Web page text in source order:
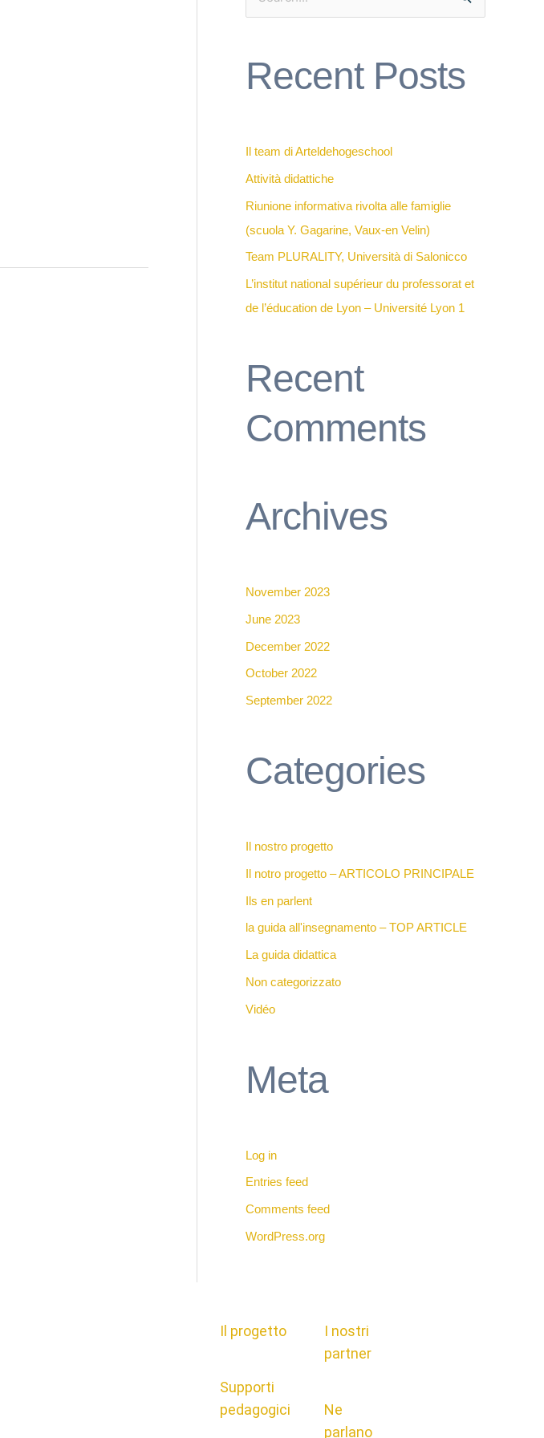
f
Recent Posts
Il team di Arteldehogeschool
Attività didattiche
Riunione informativa rivolta alle famiglie
(scuola Y. Gagarine, Vaux-en Velin)
Team PLURALITY, Università di Salonicco
L’institut national supérieur du professorat et
de l’éducation de Lyon – Université Lyon 1
Recent
Comments
Archives
November 2023
June 2023
December 2022
October 2022
September 2022
Categories
Il nostro progetto
Il notro progetto – ARTICOLO PRINCIPALE
Ils en parlent
la guida all'insegnamento – TOP ARTICLE
La guida didattica
Non categorizzato
Vidéo
Meta
Log in
Entries feed
Comments feed
WordPress.org
Il progetto
Supporti
pedagogici
I nostri
partner
Ne
parlano